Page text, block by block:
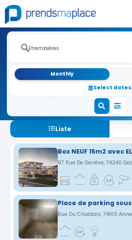
Monthly
Select dates
Liste
87 Rue De Genève, 74240
Rue Du Chablais, 74100